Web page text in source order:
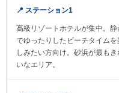
📍 ステーション1
高級リゾートホテルが集中。静
でゆったりしたビーチタイムを
しみたい方向け。砂浜が最もき
いなエリア。